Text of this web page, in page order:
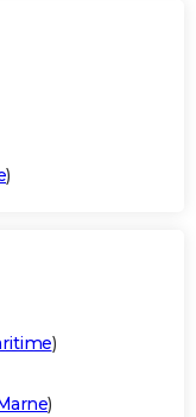
)
)
)